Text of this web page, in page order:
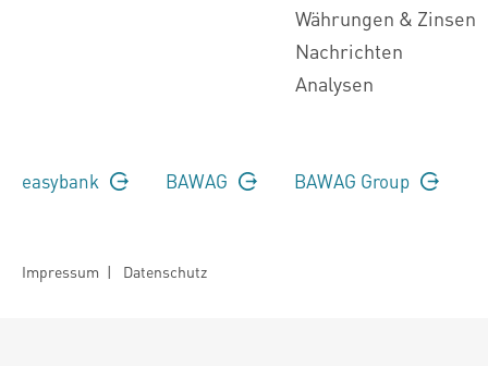
Währungen & Zinsen
Nachrichten
Analysen
easybank BAWAG BAWAG Group
Impressum | Datenschutz